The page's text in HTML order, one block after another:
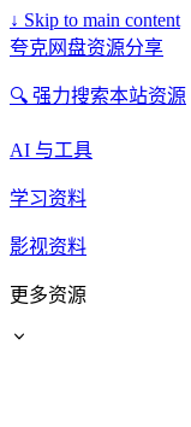
↓ Skip to main content
夸克网盘资源分享
🔍 强力搜索本站资源
AI 与工具
学习资料
影视资料
更多资源